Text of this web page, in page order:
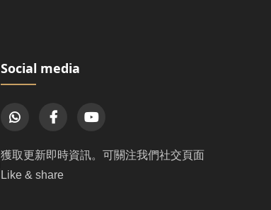
Social media
獲取更新即時資訊。可關注我們社交頁面
Like & share